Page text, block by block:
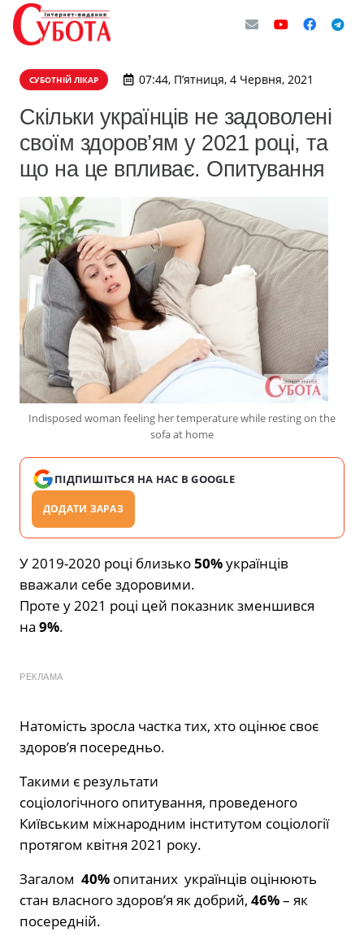
СУБОТНІЙ ЛІКАР 07:44, П’ятниця, 4 Червня, 2021
Скільки українців не задоволені
своїм здоров’ям у 2021 році, та
що на це впливає. Опитування
Indisposed woman feeling her temperature while resting on the
sofa at home
ПІДПИШІТЬСЯ НА НАС В GOOGLE
ДОДАТИ ЗАРАЗ
У 2019-2020 році близько50%українців
вважали себе здоровими.
Проте у 2021 році цей показник зменшився
на 9%.
РЕКЛАМА
Натомість зросла частка тих, хто оцінює своє
здоров’я посередньо.
Такими є результати
соціологічного опитування, проведеного
Київським міжнародним інститутом соціології
протягом квітня 2021 року.
Загалом 40% опитаних українців оцінюють
стан власного здоров’я як добрий, 46%– як
посередній.